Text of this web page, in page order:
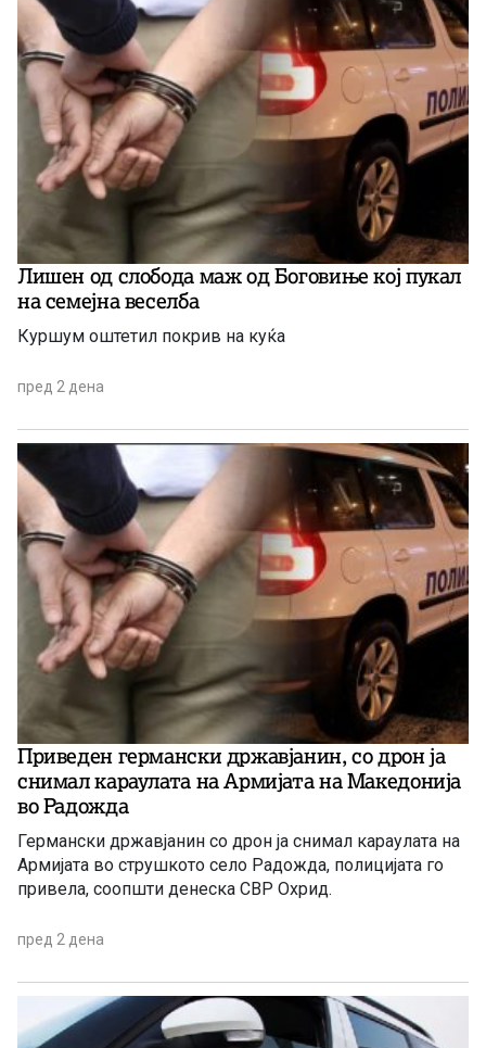
Лишен од слобода маж од Боговиње кој пукал
на семејна веселба
Куршум оштетил покрив на куќа
пред 2 дена
Приведен германски државјанин, со дрон ја
снимал караулата на Армијата на Македонија
во Радожда
Германски државјанин со дрон ја снимал караулата на
Армијата во струшкото село Радожда, полицијата го
привела, соопшти денеска СВР Охрид.
пред 2 дена